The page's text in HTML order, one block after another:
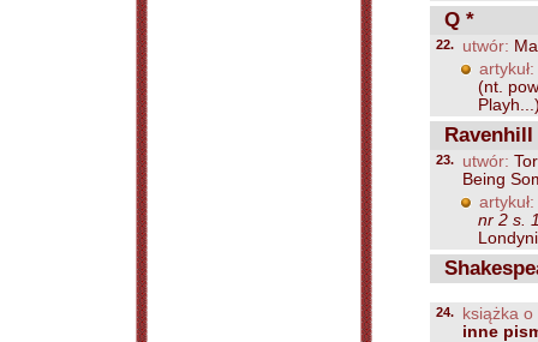
Q *
22. utwór:
artykuł:
(nt.
Ravenhill
23. utwór:
Being
artykuł:
nr 2 s.
24.
książka
inne